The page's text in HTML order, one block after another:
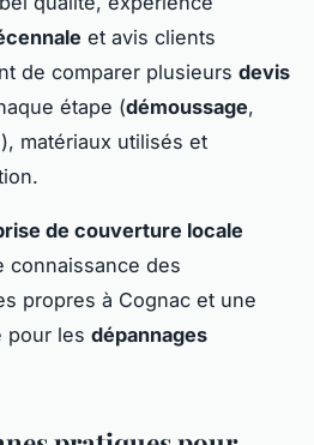
et avis clients
de comparer plusieurs devis
étape (démoussage,
matériaux utilisés et
de couverture locale
connaissance des
propres à Cognac et une
pour les dépannages